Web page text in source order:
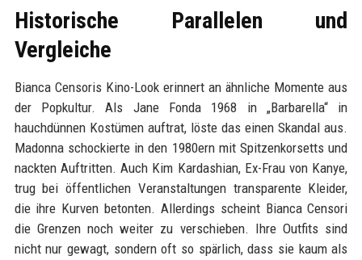
Historische Parallelen und
Vergleiche
Bianca Censoris Kino-Look erinnert an ähnliche Momente aus
der Popkultur. Als Jane Fonda 1968 in „Barbarella“ in
hauchdünnen Kostümen auftrat, löste das einen Skandal aus.
Madonna schockierte in den 1980ern mit Spitzenkorsetts und
nackten Auftritten. Auch Kim Kardashian, Ex-Frau von Kanye,
trug bei öffentlichen Veranstaltungen transparente Kleider,
die ihre Kurven betonten. Allerdings scheint Bianca Censori
die Grenzen noch weiter zu verschieben. Ihre Outfits sind
nicht nur gewagt, sondern oft so spärlich, dass sie kaum als